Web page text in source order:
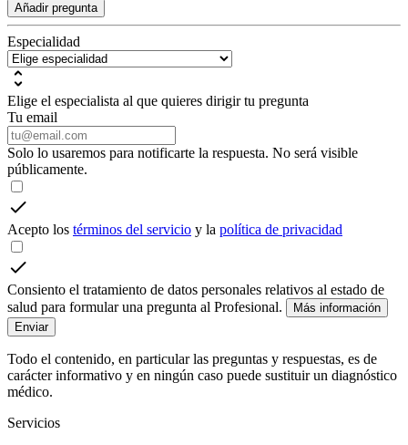
Añadir pregunta
Especialidad
Elige el especialista al que quieres dirigir tu pregunta
Tu email
Solo lo usaremos para notificarte la respuesta. No será visible
públicamente.
Acepto los términos del servicio y la política de privacidad
Consiento el tratamiento de datos personales relativos al estado de
salud para formular una pregunta al Profesional.
Más información
Enviar
Todo el contenido, en particular las preguntas y respuestas, es de
carácter informativo y en ningún caso puede sustituir un diagnóstico
médico.
Servicios